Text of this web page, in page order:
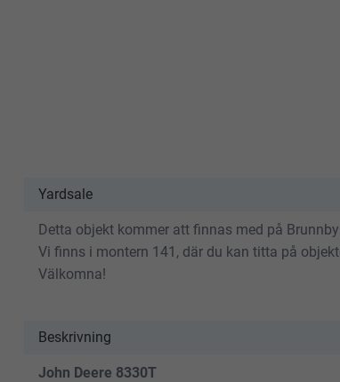
Yardsale
Detta objekt kommer att finnas med på
Vi finns i montern 141, där du kan titta på
Välkomna!
Beskrivning
John Deere 8330T